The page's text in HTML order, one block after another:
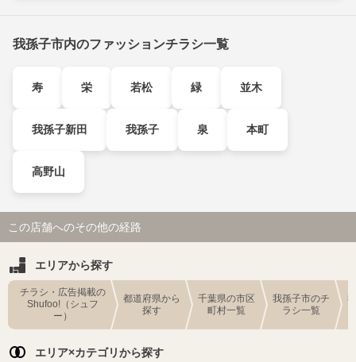
我孫子市内のファッションチラシ一覧
寿 栄 若松 緑 並木
我孫子新田 我孫子 泉 本町
高野山
この店舗へのその他の経路
エリアから探す
チラシ・広告掲載の
Shufoo!（シュフ
ー）
都道府県から
探す
千葉県の市区
町村一覧
我孫子市のチ
ラシ一覧
エリア×カテゴリから探す